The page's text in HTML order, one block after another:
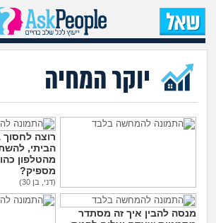
עמוד
שאלות
שאלות
עצות
מה קורה
יוקר המחיה
גם בחול צריך לתת טיפים
לכולם?
(., בת 16)
רוצה
הביתי,
מהטלפון
מספיק?
(דני, בן 30)
מנסה להבין איך זה מסתדר